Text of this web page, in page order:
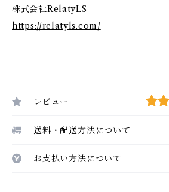
株式会社RelatyLS
https://relatyls.com/
レビュー
送料・配送方法について
お支払い方法について